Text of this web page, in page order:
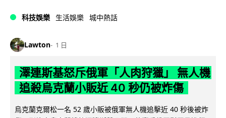
科技娛樂 生活娛樂 城中熱話
Lawton 1 日
澤連斯基怒斥俄軍「人肉狩獵」 無人機
追殺烏克蘭小販近 40 秒仍被炸傷
烏克蘭克爾松一名 52 歲小販被俄軍無人機追擊近 40 秒後被炸